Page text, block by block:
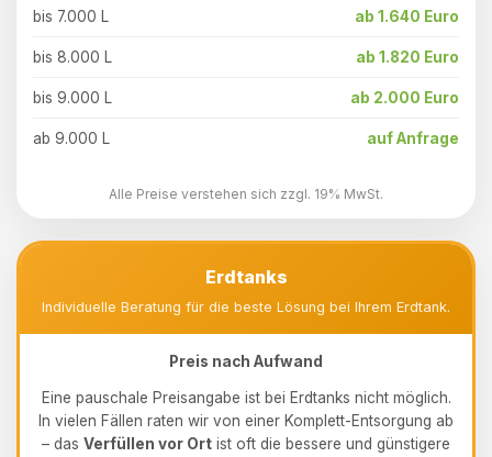
bis 7.000 L ab 1.640 Euro
bis 8.000 L ab 1.820 Euro
bis 9.000 L ab 2.000 Euro
ab 9.000 L auf Anfrage
Alle Preise verstehen sich zzgl. 19% MwSt.
Erdtanks
Individuelle Beratung für die beste Lösung bei Ihrem Erdtank.
Preis nach Aufwand
Eine pauschale Preisangabe ist bei Erdtanks nicht möglich.
In vielen Fällen raten wir von einer Komplett-Entsorgung ab
– das Verfüllen vor Ort ist oft die bessere und günstigere